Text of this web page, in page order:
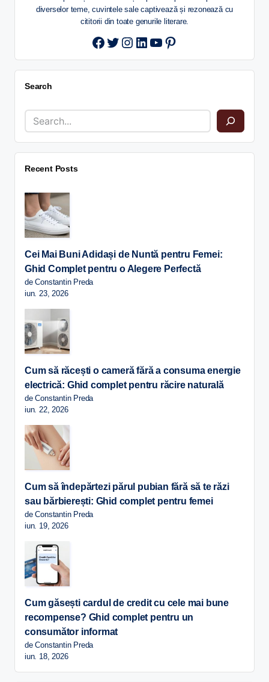
diverselor teme, cuvintele sale captivează și rezonează cu
cititorii din toate genurile literare.
Twitter
Instagram
LinkedIn
YouTube
Pinterest
Search
Recent Posts
Cei Mai Buni Adidași de Nuntă pentru Femei:
Ghid Complet pentru o Alegere Perfectă
de Constantin Preda
iun. 23, 2026
Cum să răcești o cameră fără a consuma energie
electrică: Ghid complet pentru răcire naturală
de Constantin Preda
iun. 22, 2026
Cum să îndepărtezi părul pubian fără să te răzi
sau bărbierești: Ghid complet pentru femei
de Constantin Preda
iun. 19, 2026
Cum găsești cardul de credit cu cele mai bune
recompense? Ghid complet pentru un
consumător informat
de Constantin Preda
iun. 18, 2026